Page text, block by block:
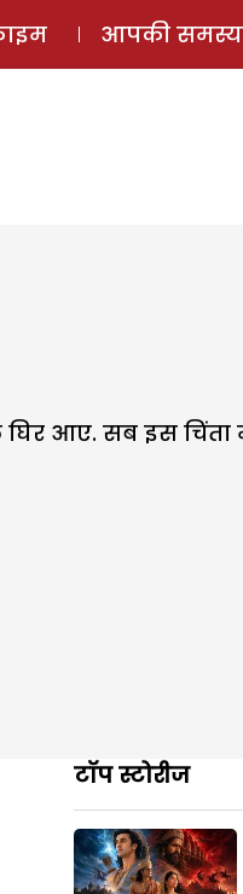
लॉग इन
आपकी
घिर आए. सब इस चिंता
टॉप स्टोरीज